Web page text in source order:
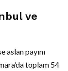
ve
aslan payını
toplam 54